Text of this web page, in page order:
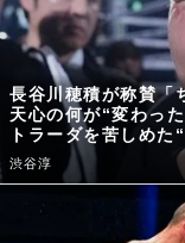
長谷川穂積が称賛「
天心の何が“変わっ
トラーダを苦しめた
渋谷淳